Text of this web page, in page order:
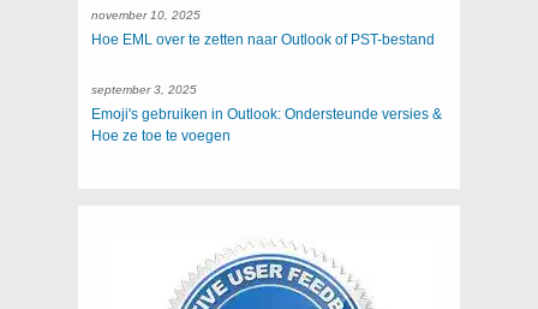
november 10, 2025
Hoe EML over te zetten naar Outlook of PST-bestand
september 3, 2025
Emoji's gebruiken in Outlook: Ondersteunde versies &
Hoe ze toe te voegen